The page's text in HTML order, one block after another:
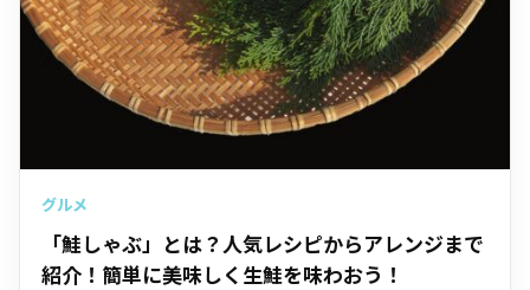
グルメ
「鮭しゃぶ」とは？人気レシピからアレンジまで
紹介！簡単に美味しく生鮭を味わおう！